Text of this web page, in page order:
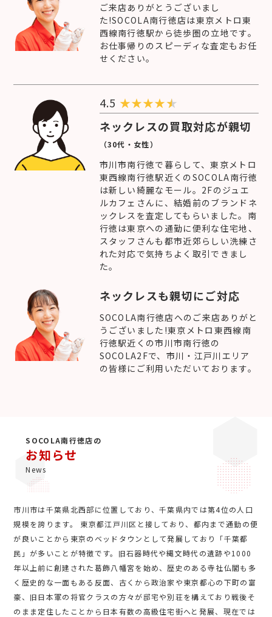
ご来店ありがとうございまし
た!SOCOLA南行徳店は東京メトロ東
西線南行徳駅から徒歩圏の立地です。
お仕事帰りのスピーディな査定もお任
せください。
4.5 ★★★★
ネックレスの買取対応が親切
（30代・女性）
市川市南行徳で暮らして、東京メトロ
東西線南行徳駅近くのSOCOLA南行徳
は新しい綺麗なモール。2Fのジュエ
ルカフェさんに、結婚前のブランドネ
ックレスを査定してもらいました。南
行徳は東京への通勤に便利な住宅地、
スタッフさんも都市近郊らしい洗練さ
れた対応で気持ちよく取引できまし
た。
ネックレスも親切にご対応
SOCOLA南行徳店へのご来店ありがと
うございました!東京メトロ東西線南
行徳駅近くの市川市南行徳の
SOCOLA2Fで、市川・江戸川エリア
の皆様にご利用いただいております。
SOCOLA南行徳店の
お知らせ
News
市川市は千葉県北西部に位置しており、千葉県内では第4位の人口
規模を誇ります。 東京都江戸川区と接しており、都内まで通勤の便
が良いことから東京のベッドタウンとして発展しており「千葉都
民」が多いことが特徴です。旧石器時代や縄文時代の遺跡や1000
年以上前に創建された葛飾八幡宮を始め、歴史のある寺社仏閣も多
く歴史的な一面もある反面、古くから政治家や東京都心の下町の富
豪、旧日本軍の将官クラスの方々が邸宅や別荘を構えており戦後そ
のまま定住したことから日本有数の高級住宅街へと発展、現在では